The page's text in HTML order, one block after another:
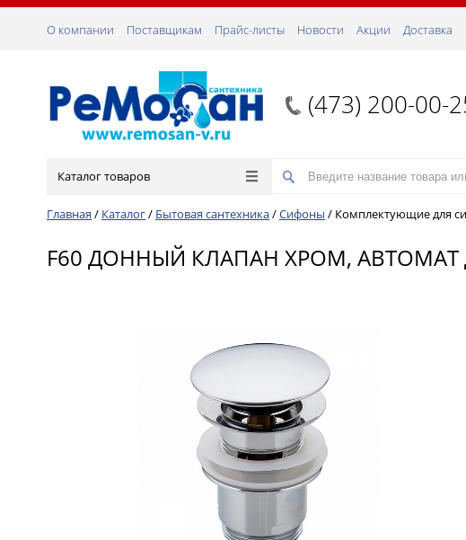
О компании Поставщикам Прайс-листы Новости Акции Доставка
(473) 200-00-
Каталог товаров
Главная / Каталог/ Бытовая сантехника/Сифоны / Комплектующие для
F60 ДОННЫЙ КЛАПАН ХРОМ, АВТОМАТ